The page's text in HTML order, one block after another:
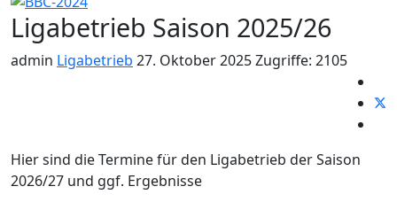
Ligabetrieb Saison 2025/26
admin Ligabetrieb 27. Oktober 2025Zugriffe: 2105
Hier sind die Termine für den Ligabetrieb der Saison
2026/27 und ggf. Ergebnisse